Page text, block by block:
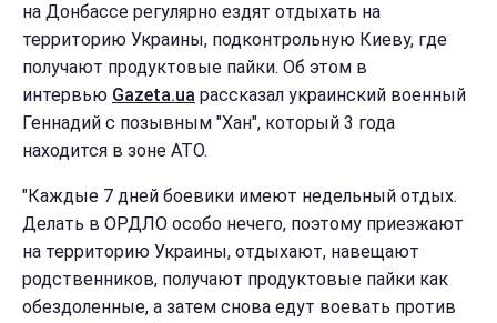
на Донбассе регулярно ездят отдыхать на
территорию Украины, подконтрольную Киеву, где
получают продуктовые пайки. Об этом в
интервью Gazeta.ua рассказал украинский военный
Геннадий с позывным "Хан", который 3 года
находится в зоне АТО.
"Каждые 7 дней боевики имеют недельный отдых.
Делать в ОРДЛО особо нечего, поэтому приезжают
на территорию Украины, отдыхают, навещают
родственников, получают продуктовые пайки как
обездоленные, а затем снова едут воевать против